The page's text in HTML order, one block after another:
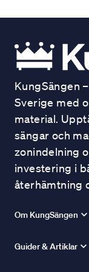
KungSängen
Sverige med
material.
sängar och
zonindelning
investering i
återhämtning
Om KungSängen
Guider & Artiklar